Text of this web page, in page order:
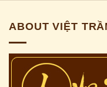
ABOUT VIỆT